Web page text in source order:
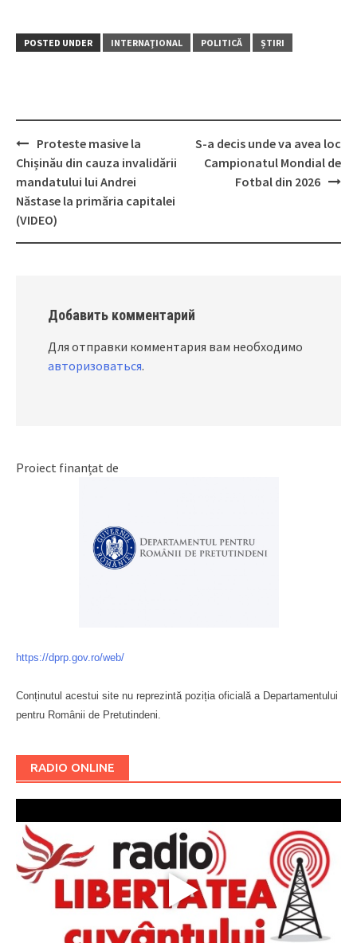
POSTED UNDER INTERNAŢIONAL POLITICĂ ȘTIRI
Post
navigation
Proteste masive la
Chișinău din cauza invalidării
mandatului lui Andrei
Năstase la primăria capitalei
(VIDEO)
S-a decis unde va avea loc
Campionatul Mondial de
Fotbal din 2026
Добавить комментарий
Для отправки комментария вам необходимо
авторизоваться.
Proiect finanțat de
https://dprp.gov.ro/web/
Conținutul acestui site nu reprezintă poziția oficială a Departamentului
pentru Românii de Pretutindeni.
RADIO ONLINE